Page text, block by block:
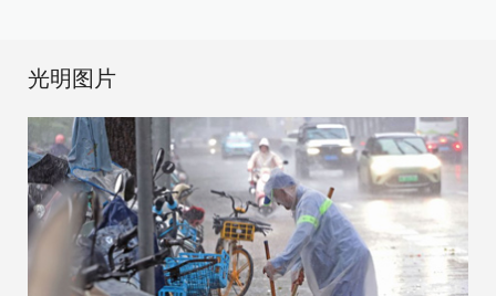
光明图片